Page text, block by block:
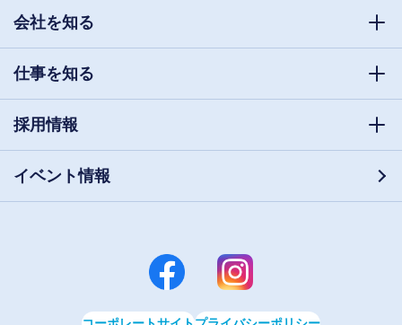
会社を知る
仕事を知る
採用情報
イベント情報